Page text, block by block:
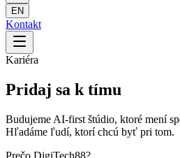
EN
Kontakt
Kariéra
Pridaj sa k tímu
Budujeme AI-first štúdio, ktoré mení
Hľadáme ľudí, ktorí chcú byť pri tom.
Prečo DigiTech88?